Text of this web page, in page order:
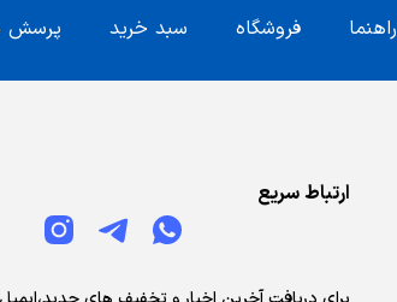
راهنما فروشگاه سبد خرید پرسش
ارتباط سریع